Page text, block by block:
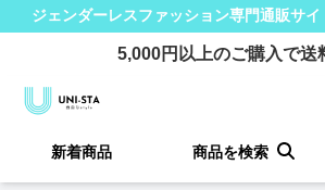
ジェンダーレスファッション専門通販サイ
5,000円以上のご購入で送
新着商品 商品を検索